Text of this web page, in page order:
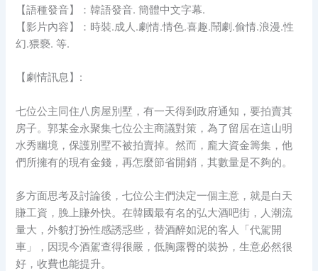
【語種發音】：韓語發音. 簡體中文字幕.
【影片內容】：時裝.成人.劇情.情色.喜趣.鬧劇.偷情.浪漫.性
幻.猥褻. 等.
【劇情訊息】:
七位公主同住八房屋別墅，有一天得到政府通知，要拍賣其
房子。郭某金永聚集七位公主商議對策，為了留居在這山明
水秀幽境，保護別墅不被拍賣掉。然而，龐大資金籌集，他
們所擁有的現有金錢，再怎麼節省開銷，其數量是不夠的。
多方面思考及討論後，七位公主們決定一個主意，就是白天
賺工資，脕上賺外快。在韓國最有名的弘大酒吧街，人潮流
量大，外貌打扮性感誘惑些，替酒醉如泥的客人「代駕開
車」，因現今酒駕查得很嚴，低胸露臀的裝扮，生意必然很
好，收費也能提升。